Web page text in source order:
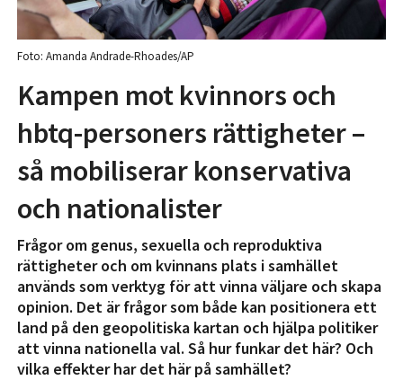
Foto: Amanda Andrade-Rhoades/AP
Kampen mot kvinnors och
hbtq-personers rättigheter –
så mobiliserar konservativa
och nationalister
Frågor om genus, sexuella och reproduktiva
rättigheter och om kvinnans plats i samhället
används som verktyg för att vinna väljare och skapa
opinion. Det är frågor som både kan positionera ett
land på den geopolitiska kartan och hjälpa politiker
att vinna nationella val. Så hur funkar det här? Och
vilka effekter har det här på samhället?